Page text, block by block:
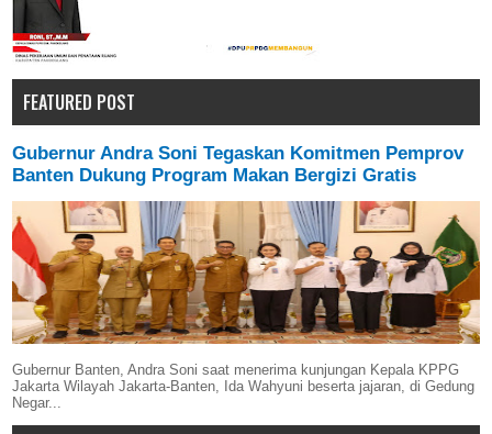
FEATURED POST
Gubernur Andra Soni Tegaskan Komitmen Pemprov
Banten Dukung Program Makan Bergizi Gratis
Gubernur Banten, Andra Soni saat menerima kunjungan Kepala KPPG
Jakarta Wilayah Jakarta-Banten, Ida Wahyuni beserta jajaran, di Gedung
Negar...